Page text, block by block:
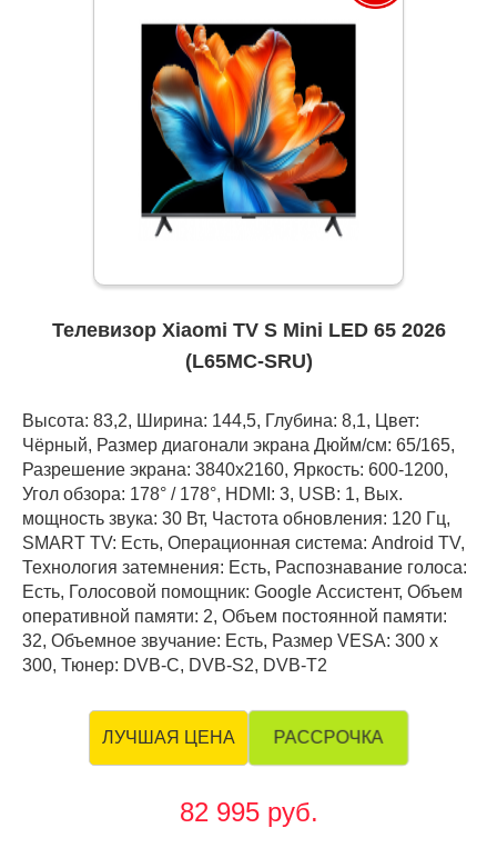
Телевизор Xiaomi TV S Mini LED 65 2026
(L65MC-SRU)
Высота: 83,2, Ширина: 144,5, Глубина: 8,1, Цвет:
Чёрный, Размер диагонали экрана Дюйм/см: 65/165,
Разрешение экрана: 3840x2160, Яркость: 600-1200,
Угол обзора: 178° / 178°, HDMI: 3, USB: 1, Вых.
мощность звука: 30 Вт, Частота обновления: 120 Гц,
SMART TV: Есть, Операционная система: Android TV,
Технология затемнения: Есть, Распознавание голоса:
Есть, Голосовой помощник: Google Ассистент, Объем
оперативной памяти: 2, Объем постоянной памяти:
32, Объемное звучание: Есть, Размер VESA: 300 х
300, Тюнер: DVB-C, DVB-S2, DVB-T2
ЛУЧШАЯ ЦЕНА РАССРОЧКА
82 995 руб.